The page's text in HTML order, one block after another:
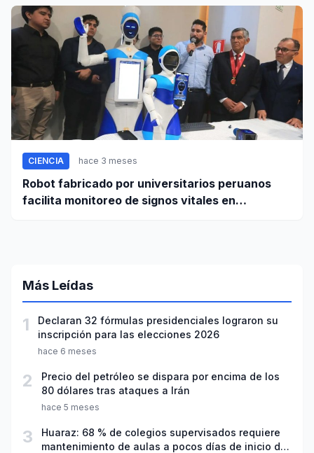
CIENCIA hace 3 meses
Robot fabricado por universitarios peruanos
facilita monitoreo de signos vitales en
Más Leídas
1
Declaran 32 fórmulas presidenciales lograron su
inscripción para las elecciones 2026
hace 6 meses
2
Precio del petróleo se dispara por encima de los
80 dólares tras ataques a Irán
hace 5 meses
3
Huaraz: 68 % de colegios supervisados requiere
mantenimiento de aulas a pocos días de inicio del